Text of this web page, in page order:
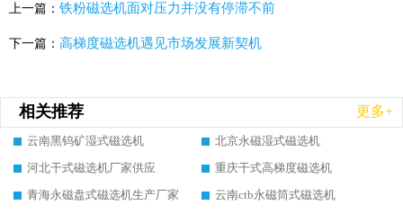
上一篇： 铁粉磁选机面对压力并没有停滞不前
下一篇： 高梯度磁选机遇见市场发展新契机
相关推荐 更多+
云南黑钨矿湿式磁选机
北京永磁湿式磁选机
河北干式磁选机厂家供应
重庆干式高梯度磁选机
青海永磁盘式磁选机生产厂家
云南ctb永磁筒式磁选机